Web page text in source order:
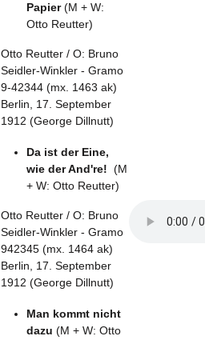
Papier(M + W:
Otto Reutter)
Otto Reutter / O: Bruno
Seidler-Winkler - Gramo
9-42344 (mx. 1463 ak)
Berlin, 17. September
1912 (George Dillnutt)
Da ist der Eine,
wie der And're! (M
+ W: Otto Reutter)
Otto Reutter / O: Bruno
Seidler-Winkler - Gramo
942345 (mx. 1464 ak)
Berlin, 17. September
1912 (George Dillnutt)
Man kommt nicht
dazu (M + W: Otto